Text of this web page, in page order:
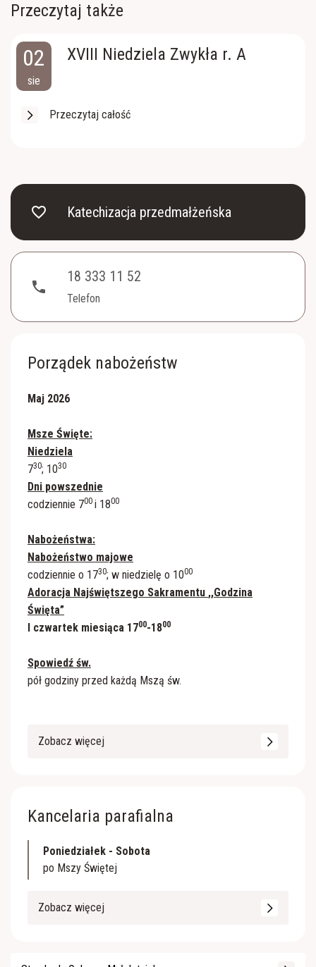
favorite_border Katechizacja przedmałżeńska
phone
18 333 11 52
Telefon
Porządek nabożeństw
Maj 2026
Msze Święte:
Niedziela
730; 1030
Dni powszednie
codziennie 700 i 1800
Nabożeństwa:
Nabożeństwo majowe
codziennie o 1730; w niedzielę o 1000
Adoracja Najświętszego Sakramentu ,,Godzina
Święta”
I czwartek miesiąca 1700-1800
Spowiedź św.
pół godziny przed każdą Mszą św.
Zobacz więcej
Kancelaria parafialna
Poniedziałek - Sobota
po Mszy Świętej
Zobacz więcej
Przeczytaj także
02
sie
XVIII Niedziela Zwykła r. A
Przeczytaj całość